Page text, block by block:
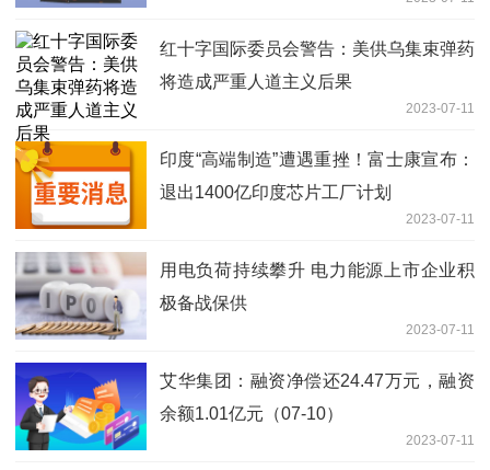
红十字国际委员会警告：美供乌集束弹药
将造成严重人道主义后果
2023-07-11
印度“高端制造”遭遇重挫！富士康宣布：
退出1400亿印度芯片工厂计划
2023-07-11
用电负荷持续攀升 电力能源上市企业积
极备战保供
2023-07-11
艾华集团：融资净偿还24.47万元，融资
余额1.01亿元（07-10）
2023-07-11